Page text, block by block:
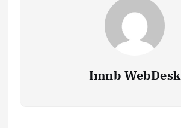
Imnb WebDesk